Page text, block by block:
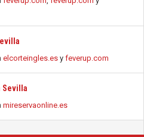
elcorteingles.es y feverup.com
Sevilla
mireservaonline.es